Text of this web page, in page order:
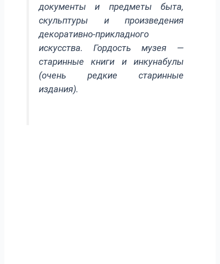
документы и предметы быта,
скульптуры и произведения
декоративно-прикладного
искусства. Гордость музея —
старинные книги и инкунабулы
(очень редкие старинные
издания).